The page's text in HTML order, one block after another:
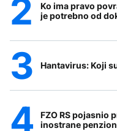
Ko ima pravo
je potrebno od
Hantavirus: Koji
FZO RS pojasnio
inostrane